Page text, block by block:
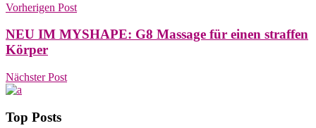
Vorherigen Post
NEU IM MYSHAPE: G8 Massage für einen straffen
Körper
Nächster Post
Top Posts